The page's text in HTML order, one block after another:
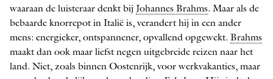
waaraan de luisteraar denkt bij ­ Johannes Brahms. Maar als de
bebaarde ­knorrepot in Italië is, verandert hij in een ander
mens: energieker, ontspannener, opvallend opgewekt. Brahms
maakt dan ook maar liefst negen uitgebreide reizen naar het
land. Niet, zoals binnen Oostenrijk, voor werkvakanties, maar